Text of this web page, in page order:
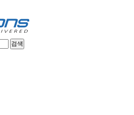
검색